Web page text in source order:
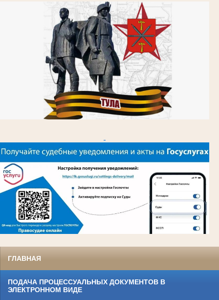
ГЛАВНАЯ
ПОДАЧА ПРОЦЕССУАЛЬНЫХ ДОКУМЕНТОВ В
ЭЛЕКТРОННОМ ВИДЕ